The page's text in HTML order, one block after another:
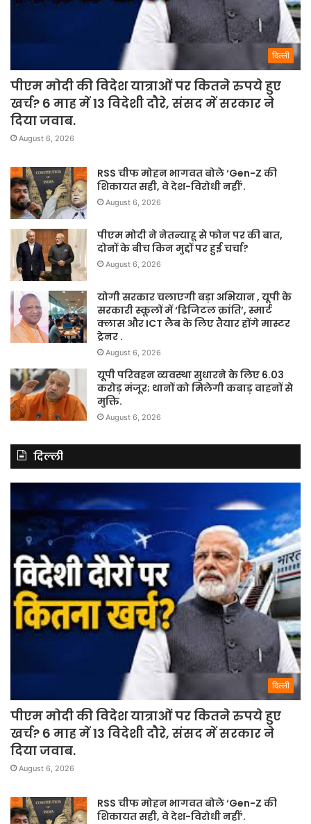
दिल्ली
पीएम मोदी की विदेश यात्राओं पर कितने रुपये हुए
खर्च? 6 माह में 13 विदेशी दौरे, संसद में सरकार ने
दिया जवाब.
August 6, 2026
RSS चीफ मोहन भागवत बोले ‘Gen-Z की
शिकायत सही, वे देश-विरोधी नहीं’.
August 6, 2026
पीएम मोदी ने नेतन्याहू से फोन पर की बात,
दोनों के बीच किन मुद्दों पर हुई चर्चा?
August 6, 2026
योगी सरकार चलाएगी बड़ा अभियान , यूपी के
सरकारी स्कूलों में ‘डिजिटल क्रांति’, स्मार्ट
क्लास और ICT लैब के लिए तैयार होंगे मास्टर
ट्रेनर .
August 6, 2026
यूपी परिवहन व्यवस्था सुधारने के लिए 6.03
करोड़ मंजूर; थानों को मिलेगी कबाड़ वाहनों से
मुक्ति.
August 6, 2026
दिल्ली
दिल्ली
पीएम मोदी की विदेश यात्राओं पर कितने रुपये हुए
खर्च? 6 माह में 13 विदेशी दौरे, संसद में सरकार ने
दिया जवाब.
August 6, 2026
RSS चीफ मोहन भागवत बोले ‘Gen-Z की
शिकायत सही, वे देश-विरोधी नहीं’.